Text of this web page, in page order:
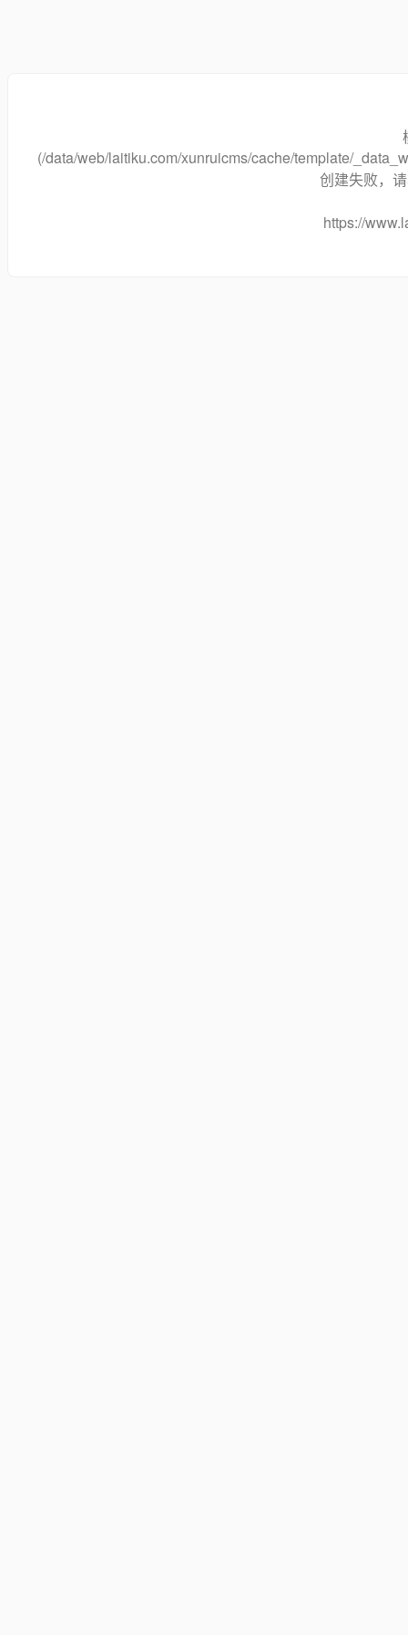
(/data/web/laitiku.com/xunruicms/cache/template/
创建失败，
https://